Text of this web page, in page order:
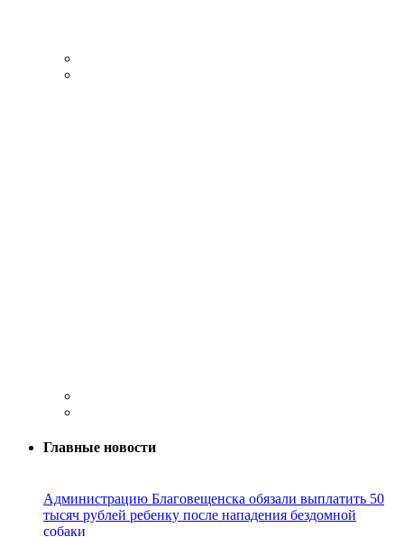
Главные новости
Администрацию Благовещенска обязали выплатить 50
тысяч рублей ребенку после нападения бездомной
собаки